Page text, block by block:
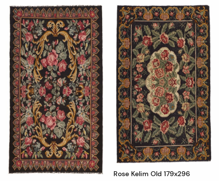
Rose Kelim Old 179x296